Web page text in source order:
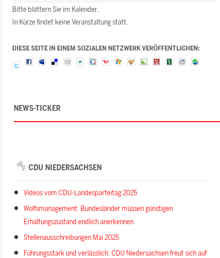
Bitte blättern Sie im Kalender.
In Kürze findet keine Veranstaltung statt.
DIESE SEITE IN EINEM SOZIALEN NETZWERK VERÖFFENTLICHEN:
NEWS-TICKER
CDU NIEDERSACHSEN
Videos vom CDU-Landesparteitag 2025
Wolfsmanagement: Bundesländer müssen günstigen
Erhaltungszustand endlich anerkennen
Stellenausschreibungen Mai 2025
Führungsstark und verlässlich: CDU Niedersachsen freut sich auf